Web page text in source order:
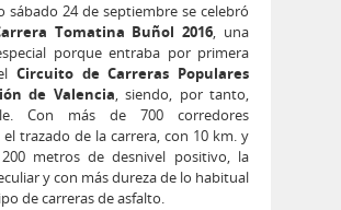
sábado 24 de septiembre se celebró
Tomatina Buñol 2016, una
porque entraba por primera
Circuito de Carreras Populares
de Valencia, siendo, por tanto,
Con más de 700 corredores
el trazado de la carrera, con 10 km. y
metros de desnivel positivo, la
y con más dureza de lo habitual
de carreras de asfalto.